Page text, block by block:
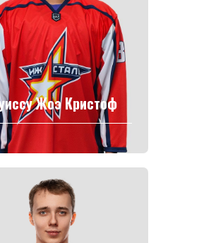
Жоэ Кристоф